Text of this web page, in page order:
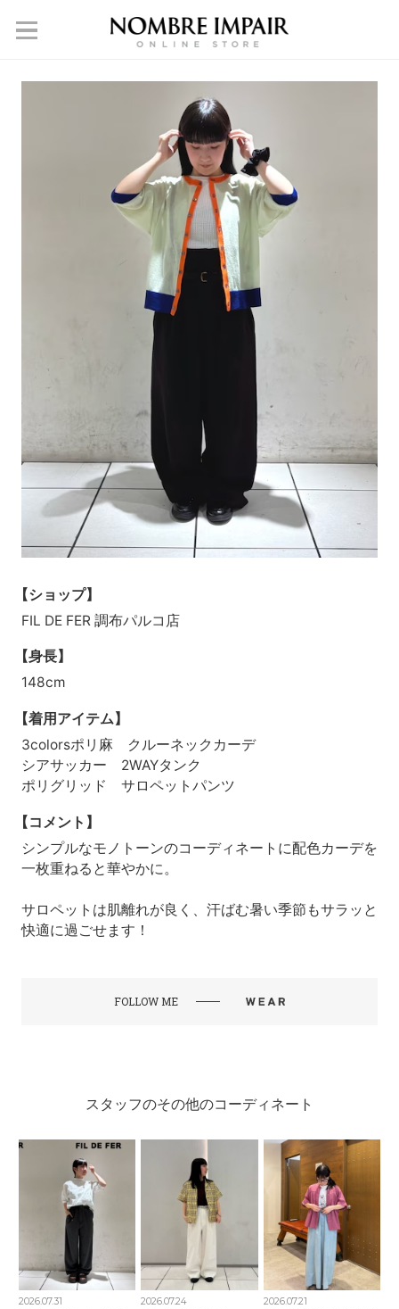
【ショップ】
FIL DE FER 調布パルコ店
【身長】
148cm
【着用アイテム】
3colorsポリ麻 クルーネックカーデ
シアサッカー 2WAYタンク
ポリグリッド サロペットパンツ
【コメント】
シンプルなモノトーンのコーディネートに配色カーデを
一枚重ねると華やかに。
サロペットは肌離れが良く、汗ばむ暑い季節もサラッと
快適に過ごせます！
FOLLOW ME
スタッフのその他のコーディネート
2026.07.31 2026.07.24 2026.07.21